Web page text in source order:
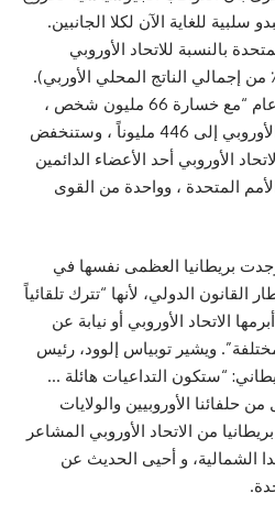
سلبية للغاية الآن لكلا الجانبين.
بالنسبة للاتحاد الأوروبي
أحد أغنى الأعضاء (15٪ من إجمالي الناتج المحلي الأوربي).
ولاحظت صحيفة لوموند قبل عام “مع خسارة 66 مليون شخص ،
سينخفض عدد سكان الاتحاد الأوروبي إلى 446 مليوناً ، وستنخفض
ويفقد الاتحاد الأوروبي أحد الأعضاء الدائمين
المتحدة ، وواحدة من القوى
وجدت بريطانيا العظمى نفسها في
الدولي، لأنها “تترك تلقائياً
الاتحاد الأوروبي أو نيابة عن
ويشير توبياس إلوود، رئيس
“ستكون التداعيات هائلة …
الأوروبيين والولايات
من الاتحاد الأوروبي المشاعر
الشمالية، و أحيى الحديث عن